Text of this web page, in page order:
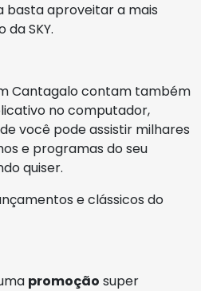
basta aproveitar a mais
SKY.
Cantagalo contam também
no computador,
você pode assistir milhares
e programas do seu
quiser.
e clássicos do
promoção super